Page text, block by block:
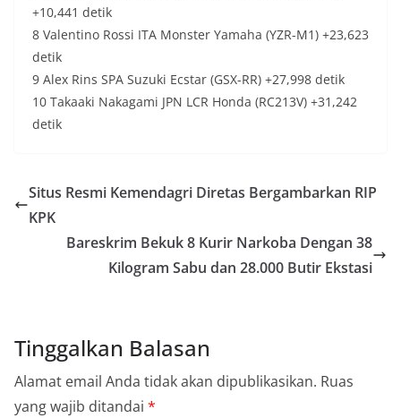
+10,441 detik
8 Valentino Rossi ITA Monster Yamaha (YZR-M1) +23,623
detik
9 Alex Rins SPA Suzuki Ecstar (GSX-RR) +27,998 detik
10 Takaaki Nakagami JPN LCR Honda (RC213V) +31,242
detik
Situs Resmi Kemendagri Diretas Bergambarkan RIP
KPK
Bareskrim Bekuk 8 Kurir Narkoba Dengan 38
Kilogram Sabu dan 28.000 Butir Ekstasi
Tinggalkan Balasan
Alamat email Anda tidak akan dipublikasikan. Ruas
yang wajib ditandai *